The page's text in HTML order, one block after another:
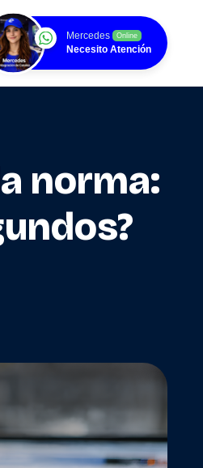
Mercedes Online
Necesito Atención
norma: